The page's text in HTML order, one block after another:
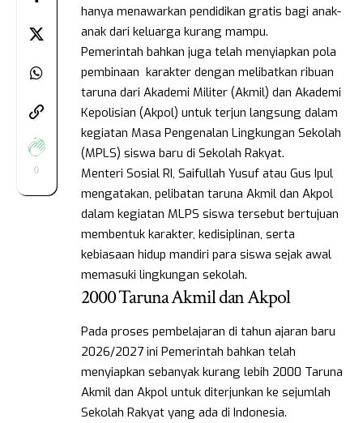
0
hanya menawarkan pendidikan gratis bagi anak-
anak dari keluarga kurang mampu.
Pemerintah bahkan juga telah menyiapkan pola
pembinaan karakter dengan melibatkan ribuan
taruna dari Akademi Militer (Akmil) dan Akademi
Kepolisian (Akpol) untuk terjun langsung dalam
kegiatan Masa Pengenalan Lingkungan Sekolah
(MPLS) siswa baru di Sekolah Rakyat.
Menteri Sosial RI, Saifullah Yusuf atau Gus Ipul
mengatakan, pelibatan taruna Akmil dan Akpol
dalam kegiatan MLPS siswa tersebut bertujuan
membentuk karakter, kedisiplinan, serta
kebiasaan hidup mandiri para siswa sejak awal
memasuki lingkungan sekolah.
2000 Taruna Akmil dan Akpol
Pada proses pembelajaran di tahun ajaran baru
2026/2027 ini Pemerintah bahkan telah
menyiapkan sebanyak kurang lebih 2000 Taruna
Akmil dan Akpol untuk diterjunkan ke sejumlah
Sekolah Rakyat yang ada di Indonesia.